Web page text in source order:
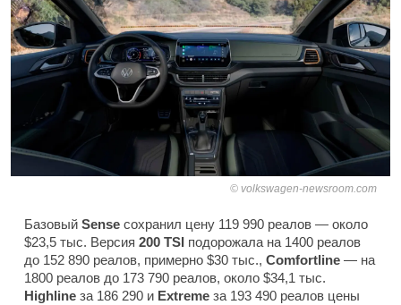
volkswagen-newsroom.com
Базовый Sense сохранил цену 119 990 реалов — около
$23,5 тыс. Версия 200 TSI подорожала на 1400 реалов
до 152 890 реалов, примерно $30 тыс., Comfortline — на
1800 реалов до 173 790 реалов, около $34,1 тыс.
Highline за 186 290 и Extreme за 193 490 реалов цены